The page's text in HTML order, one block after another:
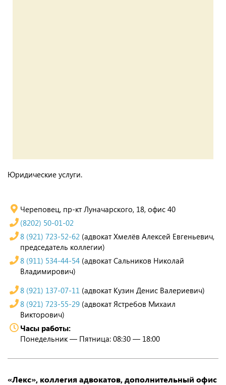
Юридические услуги.
Череповец, пр-кт Луначарского, 18, офис 40
(8202) 50-01-02
8 (921) 723-52-62 (адвокат Хмелёв Алексей Евгеньевич,
председатель коллегии)
8 (911) 534-44-54 (адвокат Сальников Николай
Владимирович)
8 (921) 137-07-11 (адвокат Кузин Денис Валериевич)
8 (921) 723-55-29 (адвокат Ястребов Михаил
Викторович)
Часы работы:
Понедельник — Пятница: 08:30 — 18:00
«Лекс», коллегия адвокатов, дополнительный офис